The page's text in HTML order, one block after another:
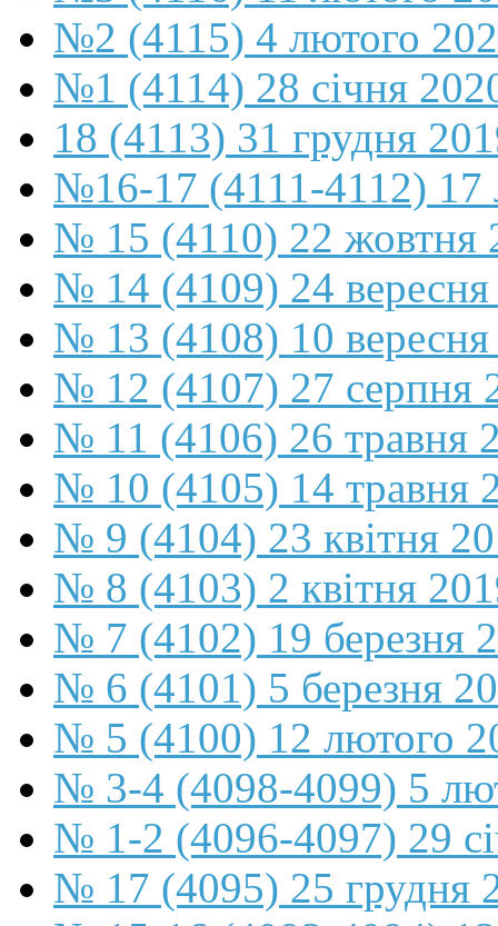
№2 (4115) 4 лютого
№1 (4114) 28 січня
18 (4113) 31 грудня
№16-17 (4111-4112) 17
№ 15 (4110) 22 жовтня
№ 14 (4109) 24
№ 13 (4108) 10
№ 12 (4107) 27 серпня
№ 11 (4106) 26 травня
№ 10 (4105) 14 травня
№ 9 (4104) 23 квітня
№ 8 (4103) 2 квітня
№ 7 (4102) 19 березня
№ 6 (4101) 5 березня
№ 5 (4100) 12 лютого
№ 3-4 (4098-4099) 5
№ 1-2 (4096-4097) 29
№ 17 (4095) 25 грудня